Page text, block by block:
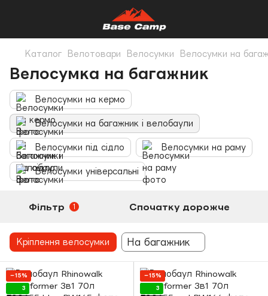
Каталог Велотовари Велосумки Велосумки на
Велосумка на багажник
Велосумки на кермо
Велосумки на багажник і велобаули
Велосумки під сідло Велосумки на раму
Велосумки універсальні
Фільтр 1 Спочатку дорожче
Кріплення велосумки На багажник
−15%
3
−15%
3